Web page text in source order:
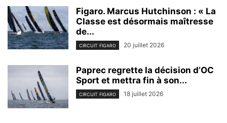
Figaro. Marcus Hutchinson : « La
Classe est désormais maîtresse
de...
CIRCUIT FIGARO 20 juillet 2026
Paprec regrette la décision d’OC
Sport et mettra fin à son...
CIRCUIT FIGARO 18 juillet 2026